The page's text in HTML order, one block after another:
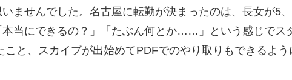
ませんでした。名古屋に転勤が決まったのは、長女が5
当にできるの？」「たぶん何とか……」という感じでス
と、スカイプが出始めてPDFでのやり取りもできるよ